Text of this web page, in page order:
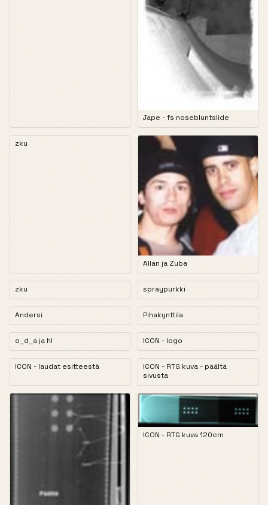
Jape - fs nosebluntslide
zku
Allan ja Zuba
zku spraypurkki
Andersi Pihakynttila
o_d_a ja hl ICON - logo
ICON - laudat esitteestä
ICON - RTG kuva - päältä
sivusta
ICON - RTG kuva 120cm